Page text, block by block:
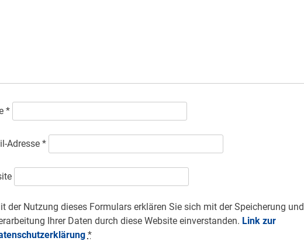
*
Adresse *
der Nutzung dieses Formulars erklären Sie sich mit der Speicherung und
Ihrer Daten durch diese Website einverstanden. Link zur
*